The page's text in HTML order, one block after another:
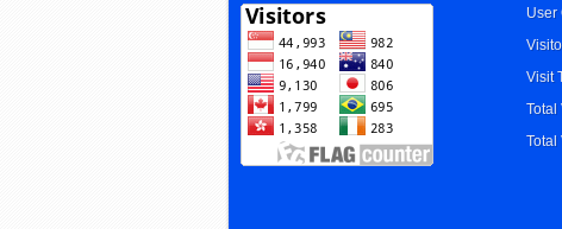
User
Visit
Total
Total